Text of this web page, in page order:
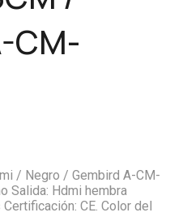
CM-
/ Negro / Gembird A-CM-
Salida: Hdmi hembra
CE. Color del